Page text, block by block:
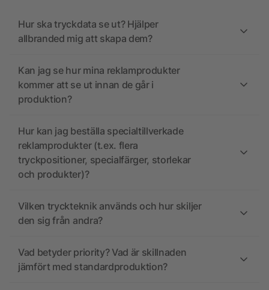
Hur ska tryckdata se ut? Hjälper
allbranded mig att skapa dem?
Kan jag se hur mina reklamprodukter
kommer att se ut innan de går i
produktion?
Hur kan jag beställa specialtillverkade
reklamprodukter (t.ex. flera
tryckpositioner, specialfärger, storlekar
och produkter)?
Vilken tryckteknik används och hur skiljer
den sig från andra?
Vad betyder priority? Vad är skillnaden
jämfört med standardproduktion?